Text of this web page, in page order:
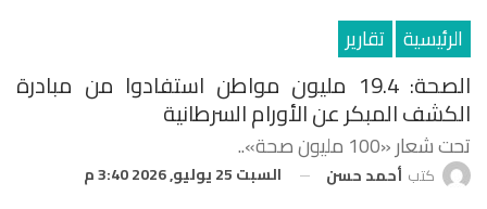
الرئيسية تقارير
الصحة: 19.4 مليون مواطن استفادوا من مبادرة
الكشف المبكر عن الأورام السرطانية
تحت شعار «100 مليون صحة»..
كتب أحمد حسن السبت 25 يوليو, 2026 3:40 م